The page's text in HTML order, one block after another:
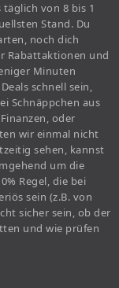
von 8 bis 1
Stand. Du
noch dich
Rabattaktionen und
Minuten
schnell sein,
Schnäppchen aus
oder
wir einmal nicht
sehen, kannst
um die
Regel, die bei
sein (z.B. von
sicher sein, ob der
und wie prüfen